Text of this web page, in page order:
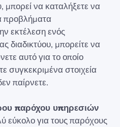
μπορεί να καταλήξετε να
προβλήματα
εκτέλεση ενός
διαδικτύου, μπορείτε να
αυτό για το οποίο
συγκεκριμένα στοιχεία
παίρνετε.
παρόχου υπηρεσιών
εύκολο για τους παρόχους